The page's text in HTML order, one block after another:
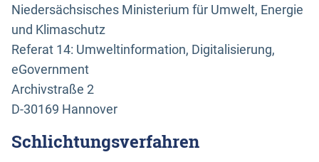
Niedersächsisches Ministerium für Umwelt, Energie
und Klimaschutz
Referat 14: Umweltinformation, Digitalisierung,
eGovernment
Archivstraße 2
D-30169 Hannover
Schlichtungsverfahren